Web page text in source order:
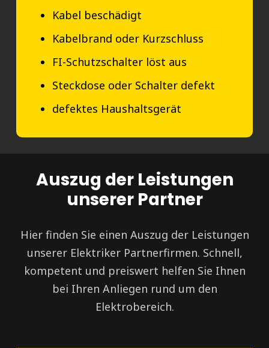
Kabel beschädigt
Kabelbrand oder Kurzschluss
FI-Schutzschalter löst aus
Steckdose oder Schalter defekt
defektes Haushaltsgerät
Auszug der Leistungen
unserer Partner
Hier finden Sie einen Auszug der Leistungen
unserer Elektriker Partnerfirmen. Schnell,
kompetent und preiswert helfen Sie Ihnen
bei Ihren Anliegen rund um den
Elektrobereich.